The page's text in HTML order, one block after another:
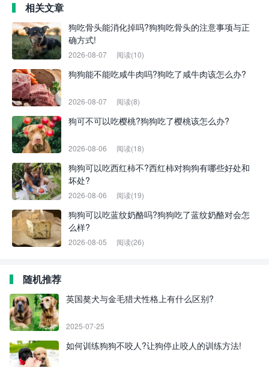
相关文章
狗吃骨头能消化掉吗?狗狗吃骨头的注意事项与正
确方式!
2026-08-07 阅读(10)
狗狗能不能吃咸牛肉吗?狗吃了咸牛肉该怎么办?
2026-08-07 阅读(8)
狗可不可以吃樱桃?狗狗吃了樱桃该怎么办?
2026-08-06 阅读(18)
狗狗可以吃西红柿不?西红柿对狗狗有哪些好处和
坏处?
2026-08-06 阅读(19)
狗狗可以吃蓝纹奶酪吗?狗狗吃了蓝纹奶酪对会怎
么样?
2026-08-05 阅读(26)
随机推荐
英国獒犬与金毛猎犬性格上有什么区别?
2025-07-25
如何训练狗狗不咬人?让狗停止咬人的训练方法!